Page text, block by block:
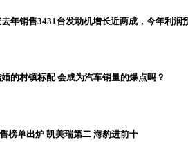
年销售3431台发动机增长近两成，今年利润
的村镇标配 会成为汽车销量的爆点吗？
榜单出炉 凯美瑞第二 海豹进前十